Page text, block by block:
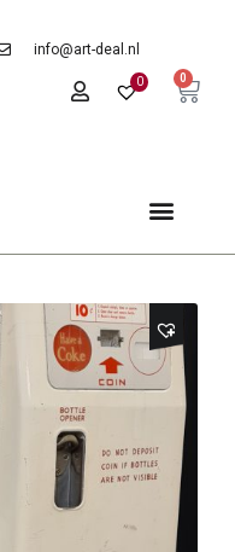
info@art-deal.nl
0 0